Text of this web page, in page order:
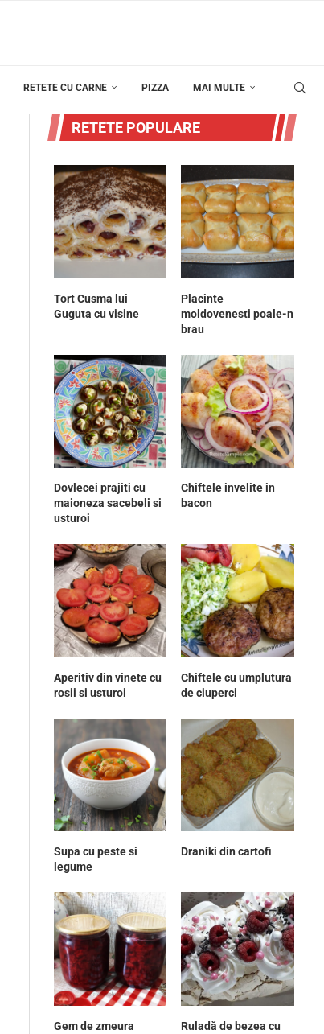
RETETE CU CARNE PIZZA MAI MULTE
RETETE POPULARE
Tort Cusma lui
Guguta cu visine
Placinte
moldovenesti poale-n
brau
Dovlecei prajiti cu
maioneza sacebeli si
usturoi
Chiftele invelite in
bacon
Aperitiv din vinete cu
rosii si usturoi
Chiftele cu umplutura
de ciuperci
Supa cu peste si
legume
Draniki din cartofi
Gem de zmeura
Ruladă de bezea cu